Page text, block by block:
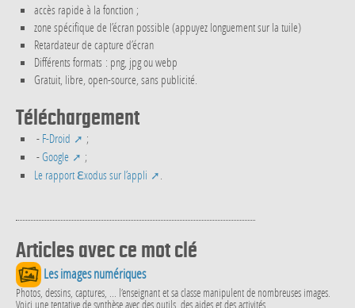
accès rapide à la fonction ;
zone spécifique de l’écran possible (appuyez longuement sur la tuile)
Retardateur de capture d’écran
Différents formats : png, jpg ou webp
Gratuit, libre, open-source, sans publicité.
Téléchargement
- F-Droid
;
-Google
;
Le rapport ℇxodus sur l’appli
.
Articles avec ce mot clé
Les images numériques
Photos, dessins, captures, ... l’enseignant et sa classe manipulent de nombreuses images.
Voici une tentative de synthèse avec des outils, des aides et des activités...